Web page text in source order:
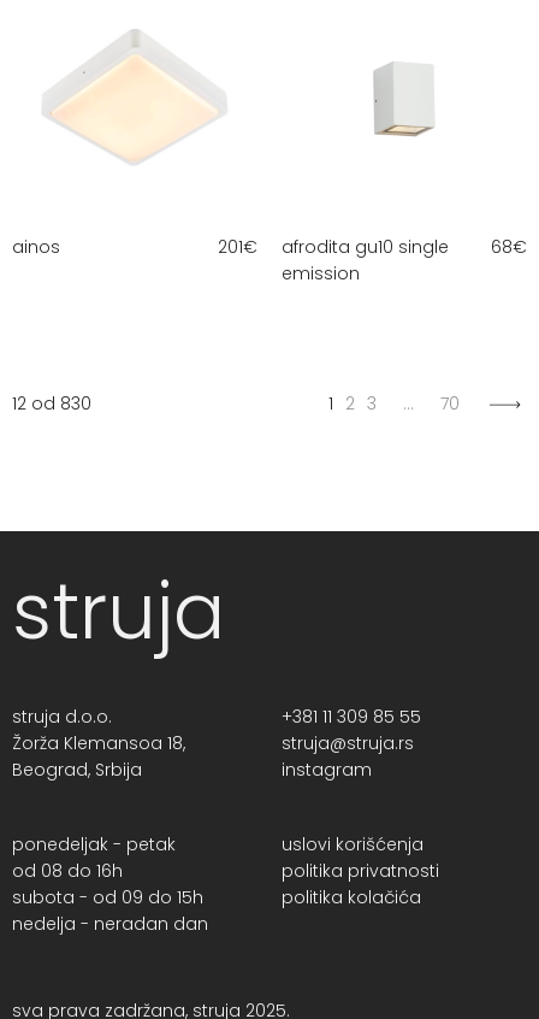
ainos 201€
afrodita gu10 single
emission
68€
12 od 830 1 2 3 … 70
struja
struja d.o.o.
Žorža Klemansoa 18,
Beograd, Srbija
+381 11 309 85 55
struja@struja.rs
instagram
ponedeljak - petak
od 08 do 16h
subota - od 09 do 15h
nedelja - neradan dan
uslovi korišćenja
politika privatnosti
politika kolačića
sva prava zadržana, struja 2025.